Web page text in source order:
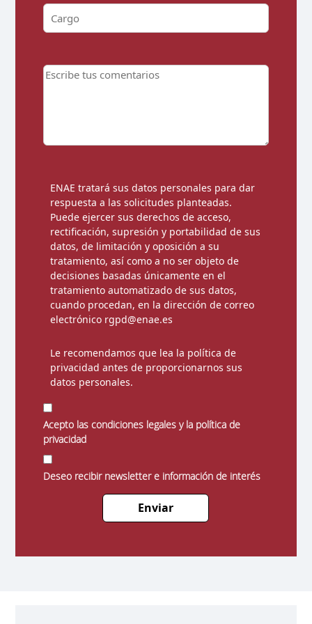
ENAE tratará sus datos personales para dar
respuesta a las solicitudes planteadas.
Puede ejercer sus derechos de acceso,
rectificación, supresión y portabilidad de sus
datos, de limitación y oposición a su
tratamiento, así como a no ser objeto de
decisiones basadas únicamente en el
tratamiento automatizado de sus datos,
cuando procedan, en la dirección de correo
electrónico rgpd@enae.es
Le recomendamos que lea la política de
privacidad antes de proporcionarnos sus
datos personales.
Acepto las condiciones legales y la política de
privacidad
Deseo recibir newsletter e información de interés
Enviar